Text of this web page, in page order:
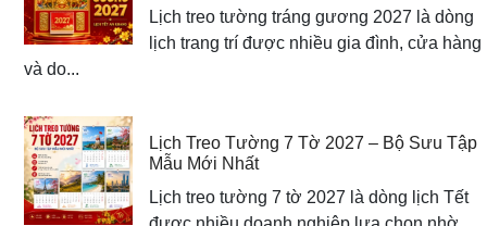
Lịch treo tường tráng gương 2027 là dòng
lịch trang trí được nhiều gia đình, cửa hàng
và do...
Lịch Treo Tường 7 Tờ 2027 – Bộ Sưu Tập
Mẫu Mới Nhất
Lịch treo tường 7 tờ 2027 là dòng lịch Tết